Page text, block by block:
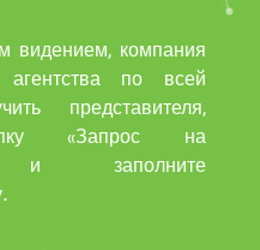
видением, компания
агентства по всей
представителя,
«Запрос на
и заполните